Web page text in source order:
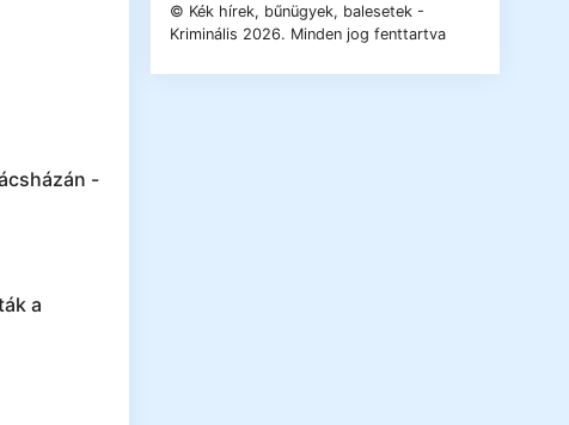
-
a
© Kék hírek, bűnügyek, balesetek -
Kriminális 2026. Minden jog fenttartva